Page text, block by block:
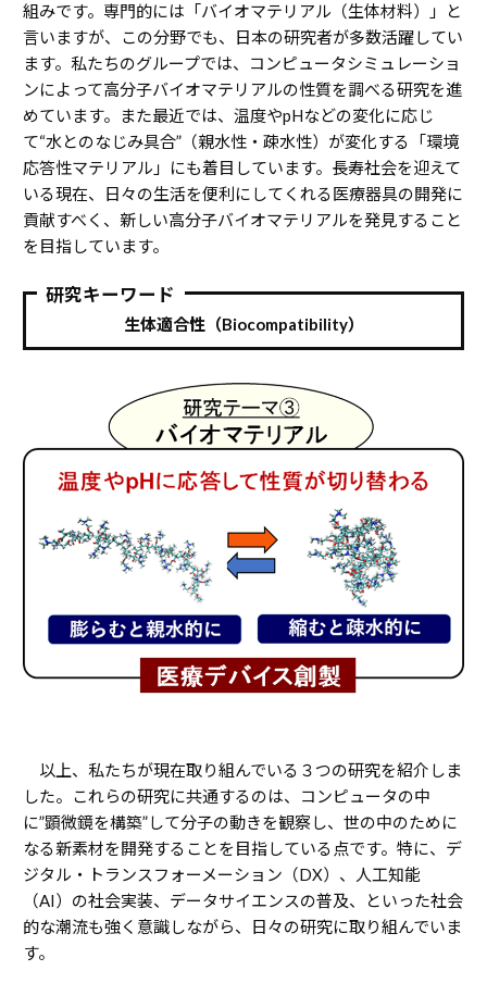
組みです。専門的には「バイオマテリアル（生体材料）」と
言いますが、この分野でも、日本の研究者が多数活躍してい
ます。私たちのグループでは、コンピュータシミュレーショ
ンによって高分子バイオマテリアルの性質を調べる研究を進
めています。また最近では、温度やpHなどの変化に応じ
て“水とのなじみ具合”（親水性・疎水性）が変化する「環境
応答性マテリアル」にも着目しています。長寿社会を迎えて
いる現在、日々の生活を便利にしてくれる医療器具の開発に
貢献すべく、新しい高分子バイオマテリアルを発見すること
を目指しています。
研究キーワード
生体適合性（Biocompatibility）
以上、私たちが現在取り組んでいる３つの研究を紹介しま
した。これらの研究に共通するのは、コンピュータの中
に”顕微鏡を構築”して分子の動きを観察し、世の中のために
なる新素材を開発することを目指している点です。特に、デ
ジタル・トランスフォーメーション（DX）、人工知能
（AI）の社会実装、データサイエンスの普及、といった社会
的な潮流も強く意識しながら、日々の研究に取り組んでいま
す。